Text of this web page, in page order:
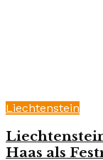
Liechtenstein
Haas als